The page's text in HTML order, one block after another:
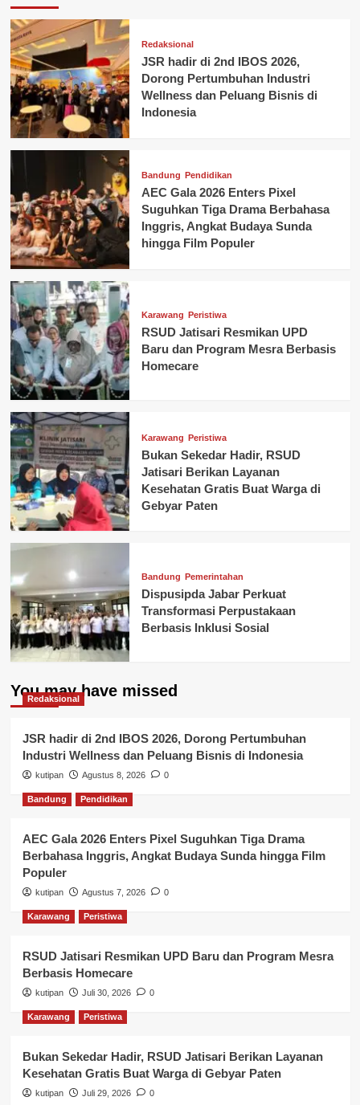
Redaksional
JSR hadir di 2nd IBOS 2026,
Dorong Pertumbuhan Industri
Wellness dan Peluang Bisnis di
Indonesia
Bandung Pendidikan
AEC Gala 2026 Enters Pixel
Suguhkan Tiga Drama Berbahasa
Inggris, Angkat Budaya Sunda
hingga Film Populer
Karawang Peristiwa
RSUD Jatisari Resmikan UPD
Baru dan Program Mesra Berbasis
Homecare
Karawang Peristiwa
Bukan Sekedar Hadir, RSUD
Jatisari Berikan Layanan
Kesehatan Gratis Buat Warga di
Gebyar Paten
Bandung Pemerintahan
Dispusipda Jabar Perkuat
Transformasi Perpustakaan
Berbasis Inklusi Sosial
You may have missed
Redaksional
JSR hadir di 2nd IBOS 2026, Dorong Pertumbuhan
Industri Wellness dan Peluang Bisnis di Indonesia
kutipan Agustus 8, 2026 0
Bandung Pendidikan
AEC Gala 2026 Enters Pixel Suguhkan Tiga Drama
Berbahasa Inggris, Angkat Budaya Sunda hingga Film
Populer
kutipan Agustus 7, 2026 0
Karawang Peristiwa
RSUD Jatisari Resmikan UPD Baru dan Program Mesra
Berbasis Homecare
kutipan Juli 30, 2026 0
Karawang Peristiwa
Bukan Sekedar Hadir, RSUD Jatisari Berikan Layanan
Kesehatan Gratis Buat Warga di Gebyar Paten
kutipan Juli 29, 2026 0